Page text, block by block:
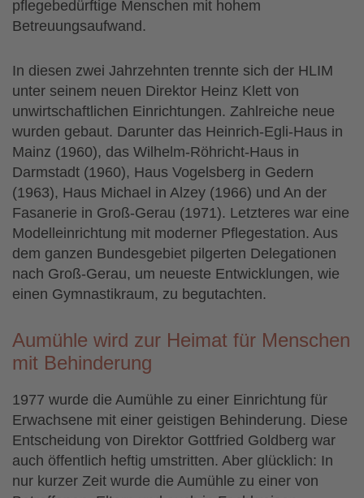
pflegebedürftige Menschen mit hohem
Betreuungsaufwand.
In diesen zwei Jahrzehnten trennte sich der HLIM
unter seinem neuen Direktor Heinz Klett von
unwirtschaftlichen Einrichtungen. Zahlreiche neue
wurden gebaut. Darunter das Heinrich-Egli-Haus in
Mainz (1960), das Wilhelm-Röhricht-Haus in
Darmstadt (1960), Haus Vogelsberg in Gedern
(1963), Haus Michael in Alzey (1966) und An der
Fasanerie in Groß-Gerau (1971). Letzteres war eine
Modelleinrichtung mit moderner Pflegestation. Aus
dem ganzen Bundesgebiet pilgerten Delegationen
nach Groß-Gerau, um neueste Entwicklungen, wie
einen Gymnastikraum, zu begutachten.
Aumühle wird zur Heimat für Menschen
mit Behinderung
1977 wurde die Aumühle zu einer Einrichtung für
Erwachsene mit einer geistigen Behinderung. Diese
Entscheidung von Direktor Gottfried Goldberg war
auch öffentlich heftig umstritten. Aber glücklich: In
nur kurzer Zeit wurde die Aumühle zu einer von